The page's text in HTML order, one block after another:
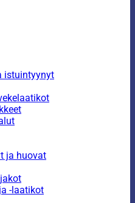
istuintyynyt
ja huovat
-laatikot